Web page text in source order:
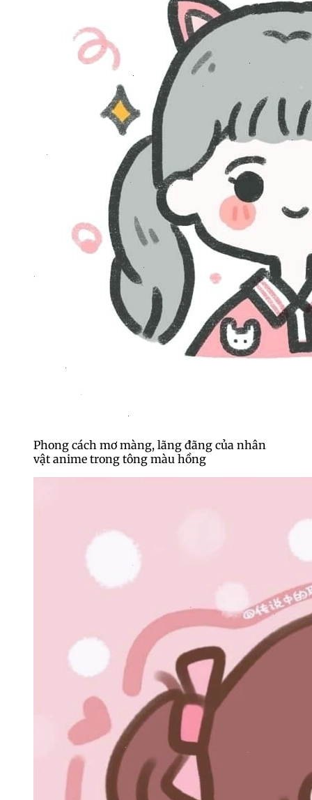
Phong cách mơ màng, lãng đãng của nhân
vật anime trong tông màu hồng